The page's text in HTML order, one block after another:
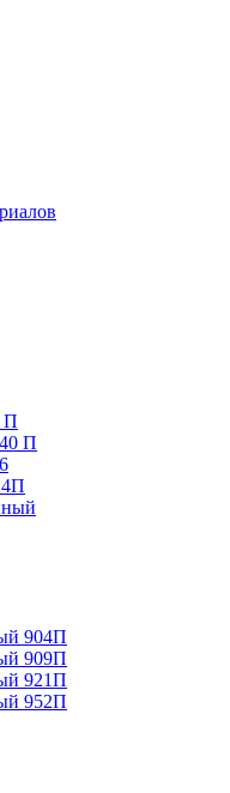
П
П
904П
909П
921П
952П